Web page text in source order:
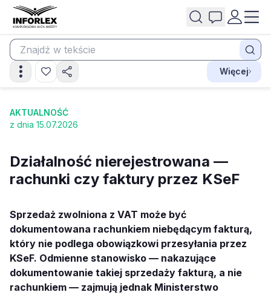
Więcej
AKTUALNOŚĆ
z dnia 15.07.2026
Działalność nierejestrowana —
rachunki czy faktury przez KSeF
Sprzedaż zwolniona z VAT może być
dokumentowana rachunkiem niebędącym fakturą,
który nie podlega obowiązkowi przesyłania przez
KSeF. Odmienne stanowisko — nakazujące
dokumentowanie takiej sprzedaży fakturą, a nie
rachunkiem — zajmują jednak Ministerstwo